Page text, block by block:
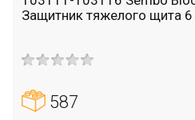
Защитник тяжелого щита 6
587